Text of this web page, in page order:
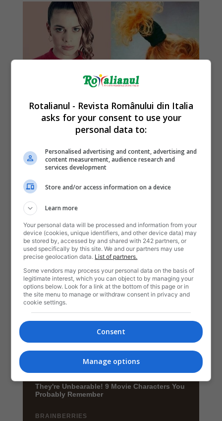
Rotalianul - Revista Românului din Italia
asks for your consent to use your
personal data to:
Personalised advertising and content, advertising and
content measurement, audience research and
services development
Store and/or access information on a device
Learn more
Your personal data will be processed and information from your
device (cookies, unique identifiers, and other device data) may
be stored by, accessed by and shared with 242 partners, or
used specifically by this site. We and our partners may use
precise geolocation data. List of partners.
Some vendors may process your personal data on the basis of
legitimate interest, which you can object to by managing your
options below. Look for a link at the bottom of this page or in
the site menu to manage or withdraw consent in privacy and
cookie settings.
Consent
Manage options